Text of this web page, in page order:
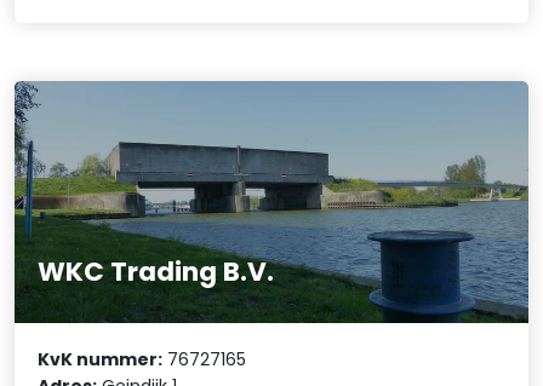
WKC Trading B.V.
KvK nummer: 76727165